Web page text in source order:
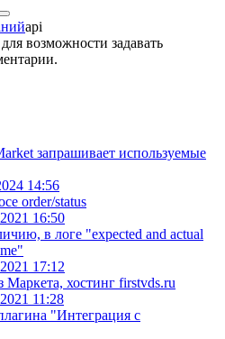
api
для возможности задавать
запрашивает используемые
14:56
order/status
16:50
в логе "expected and actual
17:12
Маркета, хостинг firstvds.ru
11:28
"Интеграция с